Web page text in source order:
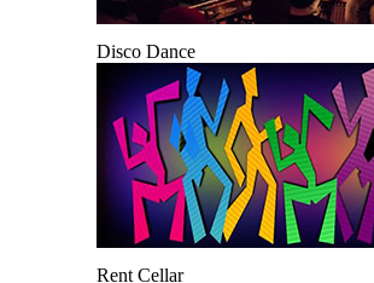
Disco Dance
Rent Cellar